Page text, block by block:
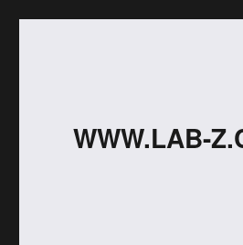
WWW.LAB-